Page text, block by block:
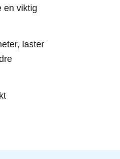
en viktig
laster